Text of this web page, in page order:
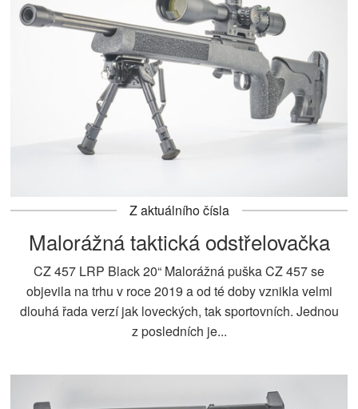
Z aktuálního čísla
Malorážná taktická odstřelovačka
CZ 457 LRP Black 20“ Malorážná puška CZ 457 se
objevila na trhu v roce 2019 a od té doby vznikla velmi
dlouhá řada verzí jak loveckých, tak sportovních. Jednou
z posledních je...